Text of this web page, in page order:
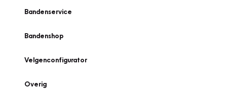
Bandenservice
Bandenshop
Velgenconfigurator
Overig